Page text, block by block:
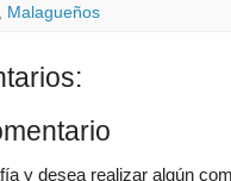
, Malagueños
y desea realizar algún